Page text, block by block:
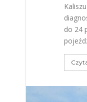
do 24